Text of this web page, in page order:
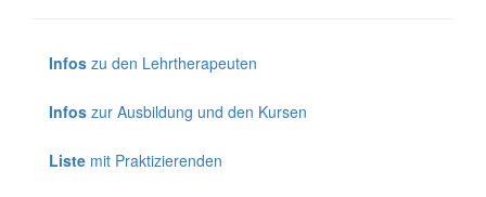
Infos zu den Lehrtherapeuten
Infos zur Ausbildung und den Kursen
Liste mit Praktizierenden